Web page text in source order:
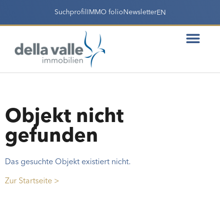
Suchprofil IMMO folio NewsletterEN
Objekt nicht
gefunden
Das gesuchte Objekt existiert nicht.
Zur Startseite >